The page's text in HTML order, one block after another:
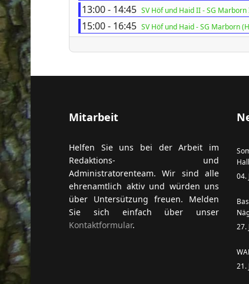
13:00 - 14:45 SV Höf und Haid II - SG
15:00 - 16:45 SV Höf und Haid - SG Marborn
Mitarbeit
Helfen Sie uns bei der Arbeit im
Redaktions- und
Administratorenteam. Wir sind alle
ehrenamtlich aktiv und würden uns
über Untersützung freuen. Melden
Sie sich einfach über unser
Kontaktformular.
04.
27.
21.